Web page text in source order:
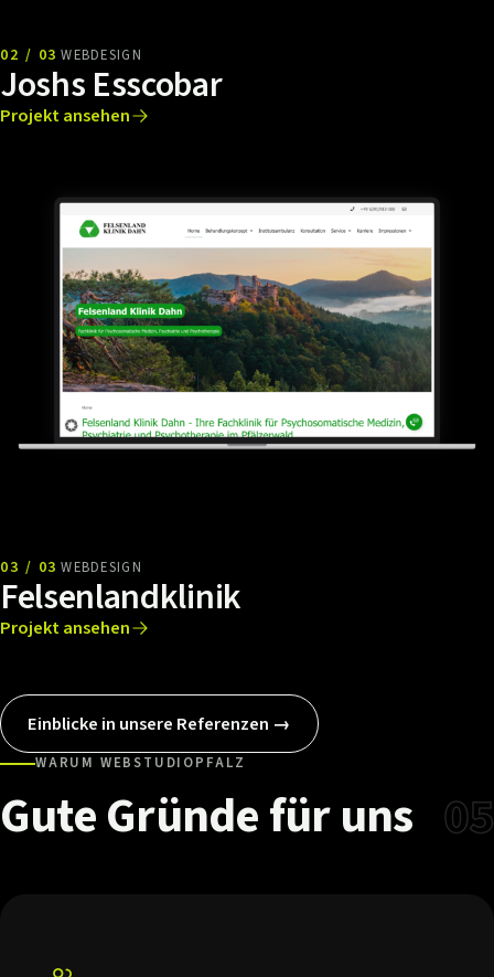
02 / 03 WEBDESIGN
Joshs Esscobar
Projekt ansehen
03 / 03 WEBDESIGN
Felsenlandklinik
Projekt ansehen
Einblicke in unsere Referenzen →
WARUM WEBSTUDIOPFALZ
GuteGründefüruns 05